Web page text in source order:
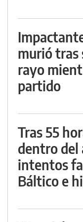
murió tras
rayo
partido
Tras 55
dentro del
intentos
Báltico e